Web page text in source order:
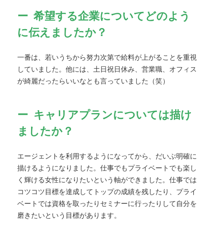
希望する企業についてどのよう
に伝えましたか？
一番は、若いうちから努力次第で給料が上がることを重視
していました。他には、土日祝日休み、営業職、オフィス
が綺麗だったらいいなとも言っていました（笑）
キャリアプランについては描け
ましたか？
エージェントを利用するようになってから、だいぶ明確に
描けるようになりました。仕事でもプライベートでも楽し
く輝ける女性になりたいという軸ができました。仕事では
コツコツ目標を達成してトップの成績を残したり、プライ
ベートでは資格を取ったりセミナーに行ったりして自分を
磨きたいという目標があります。